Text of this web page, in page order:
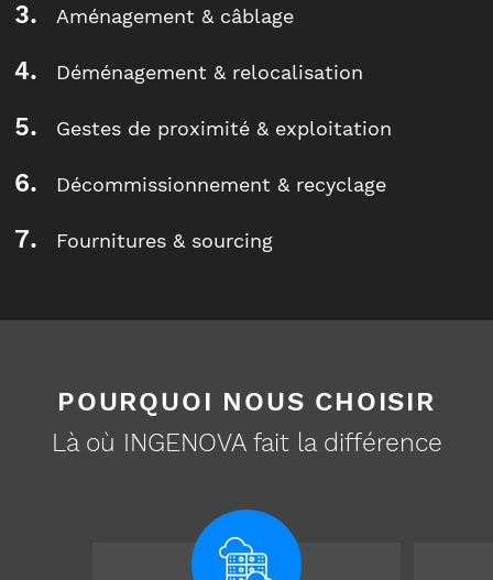
Aménagement & câblage
Déménagement & relocalisation
Gestes de proximité & exploitation
Décommissionnement & recyclage
Fournitures & sourcing
POURQUOI NOUS CHOISIR
Là où INGENOVA fait la différence